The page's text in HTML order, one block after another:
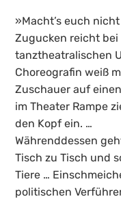
»Macht’s euch
Zugucken reicht bei
tanztheatralischen
Choreografin weiß
Zuschauer auf
im Theater Rampe
den Kopf ein. …
Währenddessen
Tisch zu Tisch und
Tiere …
politischen